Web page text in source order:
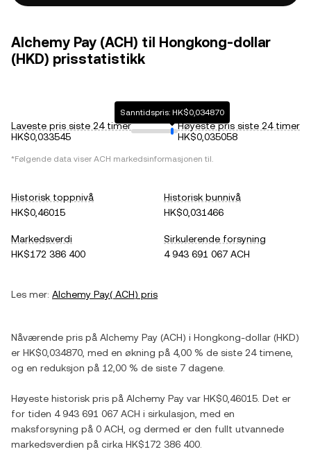
Alchemy Pay (ACH) til Hongkong-dollar
(HKD) prisstatistikk
Laveste pris siste 24 timer
HK$0,033545
Sanntidspris: HK$0,034870
Høyeste pris siste 24 timer
HK$0,035058
*Følgende data viser ACH markedsinformasjonen til.
Historisk toppnivå
HK$0,46015
Historisk bunnivå
HK$0,031466
Markedsverdi
HK$172 386 400
Sirkulerende forsyning
4 943 691 067 ACH
Les mer: Alchemy Pay( ACH) pris
Nåværende pris på Alchemy Pay (ACH) i Hongkong-dollar (HKD)
er HK$0,034870 , med en økning på 4,00 % de siste 24 timene,
og en reduksjon på 12,00 % de siste 7 dagene.
Høyeste historisk pris på Alchemy Pay var HK$0,46015 . Det er
for tiden 4 943 691 067 ACH i sirkulasjon, med en
maksforsyning på 0 ACH , og dermed er den fullt utvannede
markedsverdien på cirka HK$172 386 400